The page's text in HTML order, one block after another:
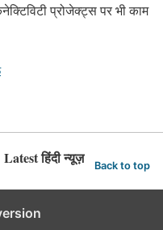
प्रोजेक्ट्स पर भी काम
हिंदी न्यूज़ Back to top